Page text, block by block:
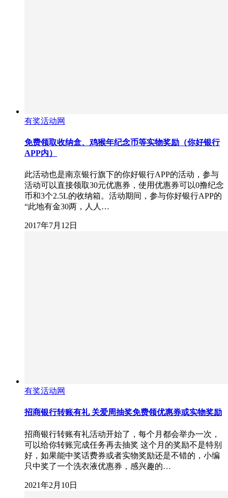
有奖活动网
免费领取收纳盒、鸡猴年纪念币等实物奖励（你好银行
APP内）
此活动也是南京银行旗下的你好银行APP的活动，参与
活动可以直接领取30元优惠券，使用优惠券可以0撸纪念
币和3个2.5L的收纳箱。活动期间，参与你好银行APP的
“此地有金30两，人人…
2017年7月12日
有奖活动网
招商银行转账有礼 关爱周抽奖免费领优惠券或实物奖励
招商银行转账有礼活动开始了，每个月都会举办一次，
可以给你转账完成任务再去抽奖 这个月的奖励不是特别
好，如果能中奖话费券或者实物奖励还是不错的，小编
只中奖了一个洗衣液优惠券，感兴趣的…
2021年2月10日